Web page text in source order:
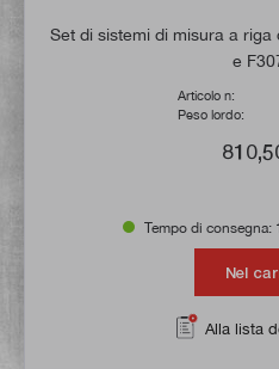
Set di sistemi di misura a
e
Articolo n:
Peso lordo:
Tempo di consegna:
Nel
Alla lista